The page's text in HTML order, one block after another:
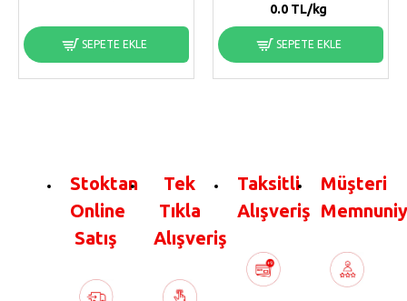
SEPETE EKLE
0.0TL/kg
SEPETE EKLE
Stoktan
Online
Satış
Tek
Tıkla
Alışveriş
Taksitli
Alışveriş
Müşteri